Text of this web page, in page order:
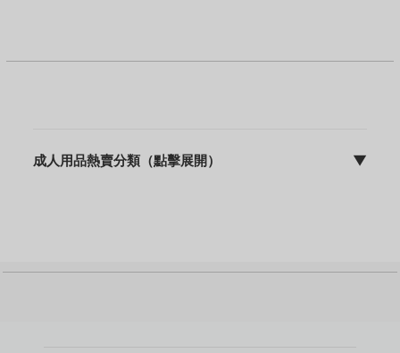
成人用品熱賣分類（點擊展開） ▼
名器